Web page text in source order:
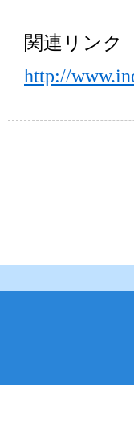
関連リンク
http://